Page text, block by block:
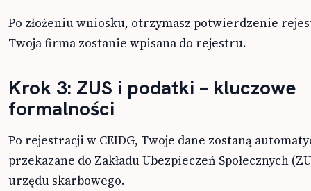
Po złożeniu wniosku, otrzymasz potwierdzenie
Twoja firma zostanie wpisana do rejestru.
Krok 3: ZUS i podatki – kluczowe
formalności
Po rejestracji w CEIDG, Twoje dane zostaną
przekazane do Zakładu Ubezpieczeń Społecznych
urzędu skarbowego.